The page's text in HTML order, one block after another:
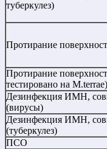
туберкулез)
Протирание
Протирание
тестировано на M.terrae)
Дезинфекция ИМН,
(вирусы)
Дезинфекция ИМН,
(туберкулез)
ПСО